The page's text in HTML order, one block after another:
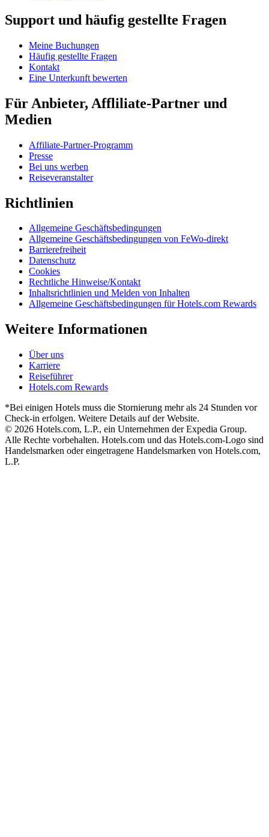
Support und häufig gestellte Fragen
Meine Buchungen
Häufig gestellte Fragen
Kontakt
Eine Unterkunft bewerten
Für Anbieter, Affliliate-Partner und
Medien
Affiliate-Partner-Programm
Presse
Bei uns werben
Reiseveranstalter
Richtlinien
Allgemeine Geschäftsbedingungen
Allgemeine Geschäftsbedingungen von FeWo-direkt
Barrierefreiheit
Datenschutz
Cookies
Rechtliche Hinweise/Kontakt
Inhaltsrichtlinien und Melden von Inhalten
Allgemeine Geschäftsbedingungen für Hotels.com Rewards
Weitere Informationen
Über uns
Karriere
Reiseführer
Hotels.com Rewards
*Bei einigen Hotels muss die Stornierung mehr als 24 Stunden vor
Check-in erfolgen. Weitere Details auf der Website.
© 2026 Hotels.com, L.P., ein Unternehmen der Expedia Group.
Alle Rechte vorbehalten. Hotels.com und das Hotels.com-Logo sind
Handelsmarken oder eingetragene Handelsmarken von Hotels.com,
L.P.